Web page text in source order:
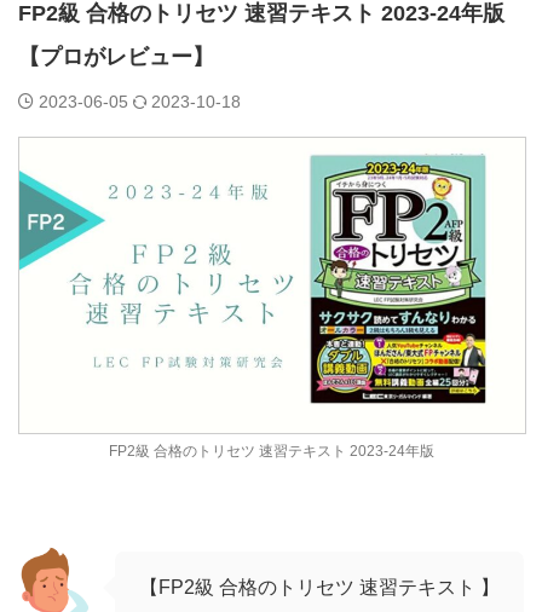
FP2級 合格のトリセツ 速習テキスト 2023-24年版
【プロがレビュー】
2023-06-05 2023-10-18
FP2級 合格のトリセツ 速習テキスト 2023-24年版
【FP2級 合格のトリセツ 速習テキスト 】